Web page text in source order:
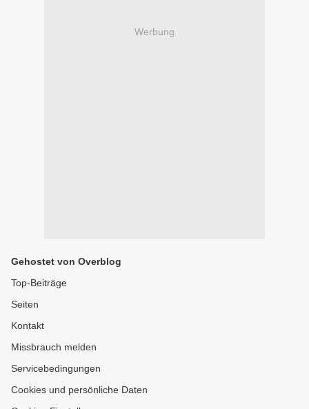
Werbung
Gehostet von Overblog
Top-Beiträge
Seiten
Kontakt
Missbrauch melden
Servicebedingungen
Cookies und persönliche Daten